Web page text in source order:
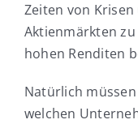
Zeiten von
Aktienmärkten
hohen Renditen
Natürlich
welchen